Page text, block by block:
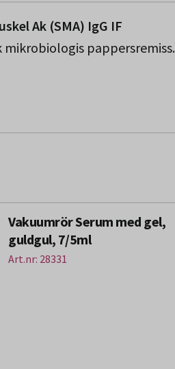
Ak (SMA) IgG IF
pappersremiss.
Vakuumrör Serum med gel,
guldgul, 7/5ml
Art.nr: 28331